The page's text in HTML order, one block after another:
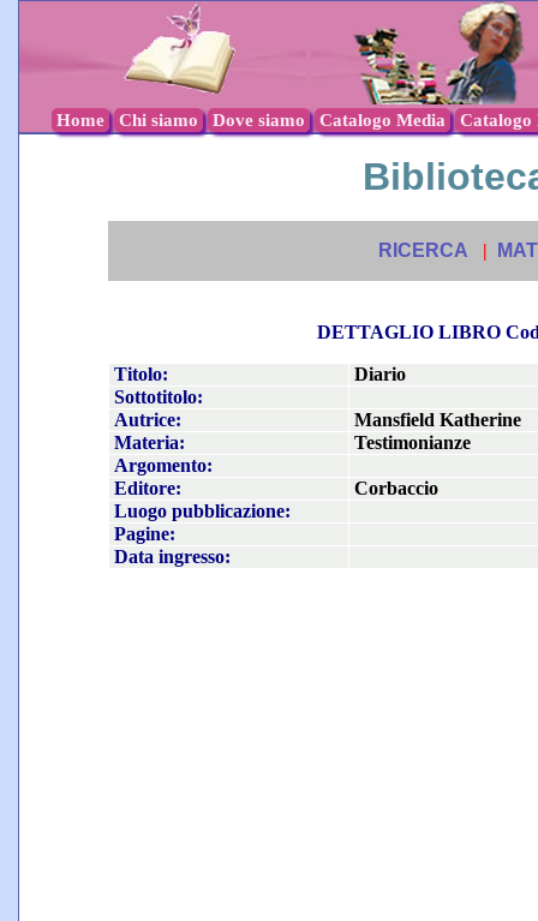
Home Chi siamo Dove siamo Catalogo Media Catalogo
RICERCA |
DETTAGLIO LIBRO
Titolo:
Diario
Sottotitolo:
Autrice:
Mansfield Katherine
Materia:
Testimonianze
Argomento:
Editore:
Corbaccio
Luogo pubblicazione:
Pagine:
Data ingresso: